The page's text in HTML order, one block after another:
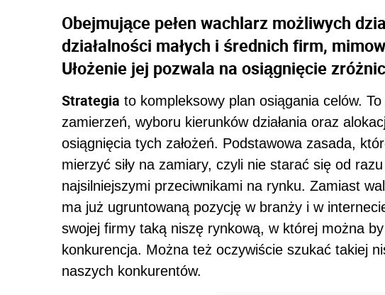
Obejmujące pełen wachlarz możliwych
działalności małych i średnich firm,
Ułożenie jej pozwala na osiągnięcie
Strategia to kompleksowy plan osiągania celów.
zamierzeń, wyboru kierunków działania oraz
osiągnięcia tych założeń. Podstawowa zasada,
mierzyć siły na zamiary, czyli nie starać się od
najsilniejszymi przeciwnikami na rynku. Zamiast
ma już ugruntowaną pozycję w branży i w
swojej firmy taką niszę rynkową, w której można
konkurencja. Można też oczywiście szukać takiej
naszych konkurentów.